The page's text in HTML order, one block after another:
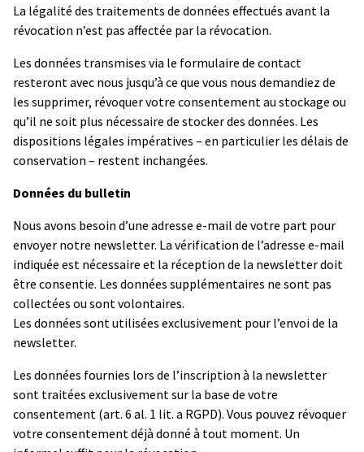
La légalité des traitements de données effectués avant la
révocation n’est pas affectée par la révocation.
Les données transmises via le formulaire de contact
resteront avec nous jusqu’à ce que vous nous demandiez de
les supprimer, révoquer votre consentement au stockage ou
qu’il ne soit plus nécessaire de stocker des données. Les
dispositions légales impératives – en particulier les délais de
conservation – restent inchangées.
Données du bulletin
Nous avons besoin d’une adresse e-mail de votre part pour
envoyer notre newsletter. La vérification de l’adresse e-mail
indiquée est nécessaire et la réception de la newsletter doit
être consentie. Les données supplémentaires ne sont pas
collectées ou sont volontaires.
Les données sont utilisées exclusivement pour l’envoi de la
newsletter.
Les données fournies lors de l’inscription à la newsletter
sont traitées exclusivement sur la base de votre
consentement (art. 6 al. 1 lit. a RGPD). Vous pouvez révoquer
votre consentement déjà donné à tout moment. Un